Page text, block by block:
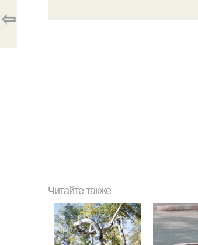
⇦
Читайте также